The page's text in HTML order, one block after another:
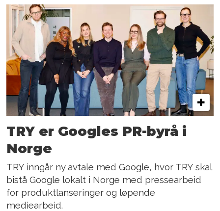
TRY er Googles PR-byrå i
Norge
TRY inngår ny avtale med Google, hvor TRY skal
bistå Google lokalt i Norge med pressearbeid
for produktlanseringer og løpende
mediearbeid.